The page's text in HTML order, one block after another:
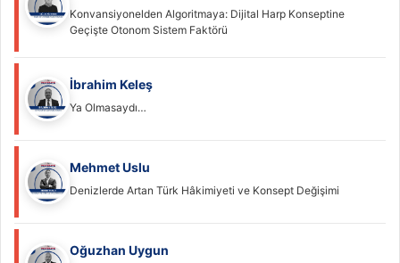
Konvansiyonelden Algoritmaya: Dijital Harp Konseptine
Geçişte Otonom Sistem Faktörü
İbrahim Keleş
Ya Olmasaydı…
Mehmet Uslu
Denizlerde Artan Türk Hâkimiyeti ve Konsept Değişimi
Oğuzhan Uygun